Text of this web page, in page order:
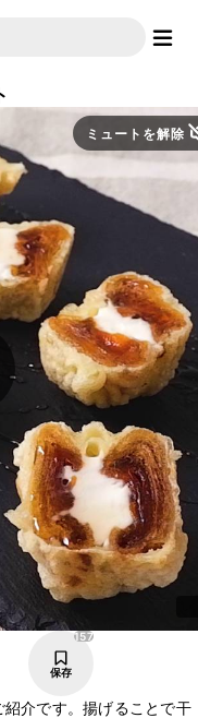
ミュートを解除
157
保存
介です。揚げることで干